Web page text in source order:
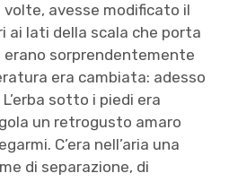
avesse modificato il
ai lati della scala che porta
erano sorprendentemente
era cambiata: adesso
sotto i piedi era
un retrogusto amaro
C’era nell’aria una
di separazione, di